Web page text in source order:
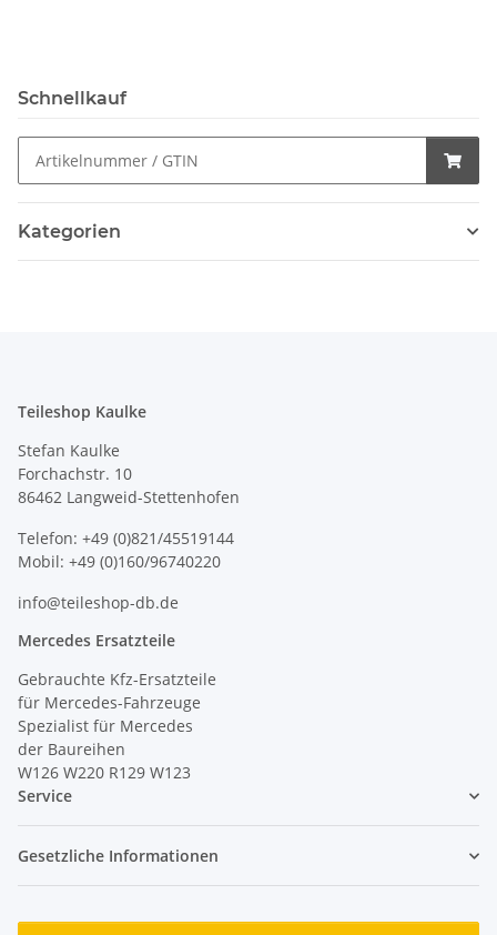
Schnellkauf
Kategorien
Teileshop Kaulke
Stefan Kaulke
Forchachstr. 10
86462 Langweid-Stettenhofen
Telefon: +49 (0)821/45519144
Mobil: +49 (0)160/96740220
info@teileshop-db.de
Mercedes Ersatzteile
Gebrauchte Kfz-Ersatzteile
für Mercedes-Fahrzeuge
Spezialist für Mercedes
der Baureihen
W126 W220 R129 W123
Service
Gesetzliche Informationen